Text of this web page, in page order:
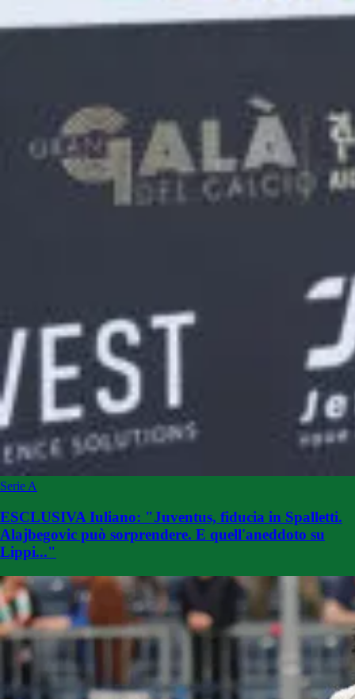
Serie A
ESCLUSIVA Iuliano: "Juventus, fiducia in Spalletti.
Alajbegovic può sorprendere. E quell'aneddoto su
Lippi..."